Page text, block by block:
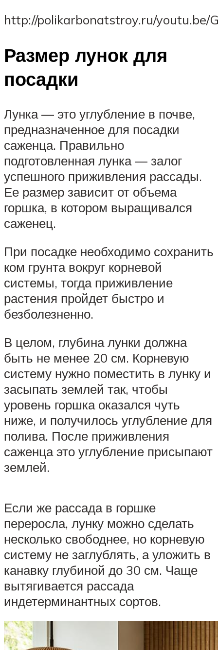
http://polikarbonatstroy.ru/youtu.be/
Размер лунок для
посадки
Лунка — это углубление в почве,
предназначенное для посадки
саженца. Правильно
подготовленная лунка — залог
успешного приживления рассады.
Ее размер зависит от объема
горшка, в котором выращивался
саженец.
При посадке необходимо сохранить
ком грунта вокруг корневой
системы, тогда приживление
растения пройдет быстро и
безболезненно.
В целом, глубина лунки должна
быть не менее 20 см. Корневую
систему нужно поместить в лунку и
засыпать землей так, чтобы
уровень горшка оказался чуть
ниже, и получилось углубление для
полива. После приживления
саженца это углубление присыпают
землей.
Если же рассада в горшке
переросла, лунку можно сделать
несколько свободнее, но корневую
систему не заглублять, а уложить в
канавку глубиной до 30 см. Чаще
вытягивается рассада
индетерминантных сортов.